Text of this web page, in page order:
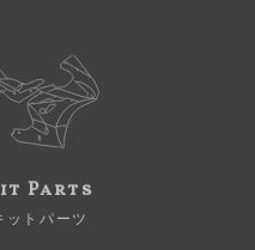
Parts
ットパーツ